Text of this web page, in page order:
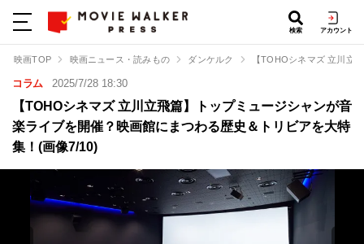
検索 アカウント
映画TOP 映画ニュース・読みもの ダンケルク 【TOHOシネマズ 立川立
コラム 2025/7/28 18:30
【TOHOシネマズ 立川立飛篇】トップミュージシャンが音
楽ライブを開催？映画館にまつわる歴史＆トリビアを大特
集！(画像7/10)